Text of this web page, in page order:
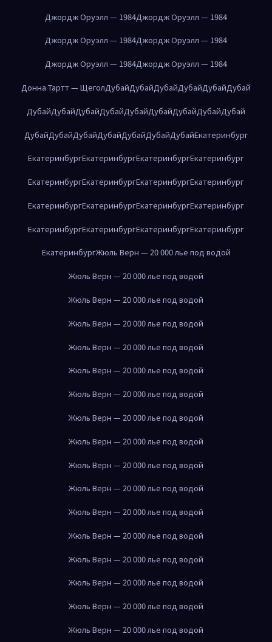
Джордж Оруэлл — 1984Джордж Оруэлл — 1984
Джордж Оруэлл — 1984Джордж Оруэлл — 1984
Джордж Оруэлл — 1984Джордж Оруэлл — 1984
Донна Тартт — ЩеголДубайДубайДубайДубайДубайДубай
ДубайДубайДубайДубайДубайДубайДубайДубайДубай
ДубайДубайДубайДубайДубайДубайДубайЕкатеринбург
ЕкатеринбургЕкатеринбургЕкатеринбургЕкатеринбург
ЕкатеринбургЕкатеринбургЕкатеринбургЕкатеринбург
ЕкатеринбургЕкатеринбургЕкатеринбургЕкатеринбург
ЕкатеринбургЕкатеринбургЕкатеринбургЕкатеринбург
ЕкатеринбургЖюль Верн — 20 000 лье под водой
Жюль Верн — 20 000 лье под водой
Жюль Верн — 20 000 лье под водой
Жюль Верн — 20 000 лье под водой
Жюль Верн — 20 000 лье под водой
Жюль Верн — 20 000 лье под водой
Жюль Верн — 20 000 лье под водой
Жюль Верн — 20 000 лье под водой
Жюль Верн — 20 000 лье под водой
Жюль Верн — 20 000 лье под водой
Жюль Верн — 20 000 лье под водой
Жюль Верн — 20 000 лье под водой
Жюль Верн — 20 000 лье под водой
Жюль Верн — 20 000 лье под водой
Жюль Верн — 20 000 лье под водой
Жюль Верн — 20 000 лье под водой
Жюль Верн — 20 000 лье под водой